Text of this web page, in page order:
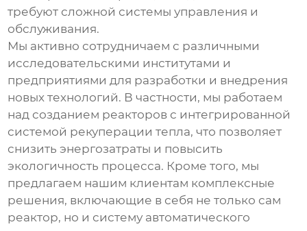
требуют сложной системы управления и
обслуживания.
Мы активно сотрудничаем с различными
исследовательскими институтами и
предприятиями для разработки и внедрения
новых технологий. В частности, мы работаем
над созданием реакторов с интегрированной
системой рекуперации тепла, что позволяет
снизить энергозатраты и повысить
экологичность процесса. Кроме того, мы
предлагаем нашим клиентам комплексные
решения, включающие в себя не только сам
реактор, но и систему автоматического